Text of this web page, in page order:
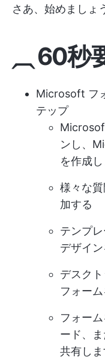
さあ、始めましょ
⏠ 60秒
Microsoft フ
テップ
ンし、
を作成し
様々な
加する
テンプ
デザイ
デスク
フォー
フォー
ード、
共有しま